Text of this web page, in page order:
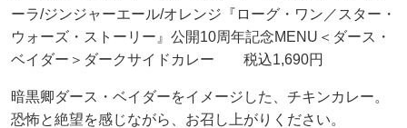
ーラ/ジンジャーエール/オレンジ『ローグ・ワン／スター・
ウォーズ・ストーリー』公開10周年記念MENU＜ダース・
ベイダー＞ダークサイドカレー 税込1,690円
暗黒卿ダース・ベイダーをイメージした、チキンカレー。
恐怖と絶望を感じながら、お召し上がりください。